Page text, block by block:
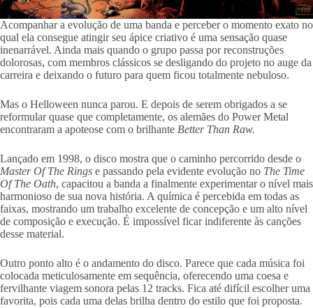
Acompanhar a evolução de uma banda e perceber o momento exato no
qual ela consegue atingir seu ápice criativo é uma sensação quase
inenarrável. Ainda mais quando o grupo passa por reconstruções
dolorosas, com membros clássicos se desligando do projeto no auge da
carreira e deixando o futuro para quem ficou totalmente nebuloso.
Mas o Helloween nunca parou. E depois de serem obrigados a se
reformular quase que completamente, os alemães do Power Metal
encontraram a apoteose com o brilhante Better Than Raw.
Lançado em 1998, o disco mostra que o caminho percorrido desde o
Master Of The Rings e passando pela evidente evolução no The Time
Of The Oath, capacitou a banda a finalmente experimentar o nível mais
harmonioso de sua nova história. A química é percebida em todas as
faixas, mostrando um trabalho excelente de concepção e um alto nível
de composição e execução. É impossível ficar indiferente às canções
desse material.
Outro ponto alto é o andamento do disco. Parece que cada música foi
colocada meticulosamente em sequência, oferecendo uma coesa e
fervilhante viagem sonora pelas 12 tracks. Fica até difícil escolher uma
favorita, pois cada uma delas brilha dentro do estilo que foi proposta.